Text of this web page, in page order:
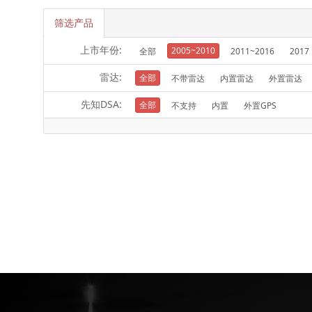
筛选产品
上市年份: 全部 2005~2010 2011~2016 2017
雷达: 全部 不带雷达 内置雷达 外置雷达
先知DSA: 全部 不支持 内置 外置GPS